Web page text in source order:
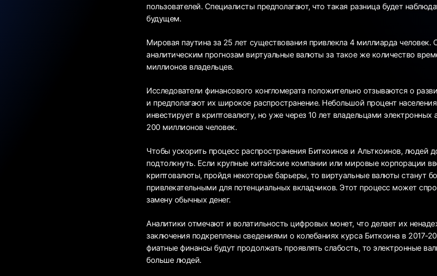
пользователей. Специалисты предполагают, что такая разница будет
будущем.
Мировая паутина за 25 лет существования привлекла 4 миллиарда человек.
аналитическим прогнозам виртуальные валюты за такое же количество
миллионов владельцев.
Исследователи финансового конгломерата положительно отзываются о
и предполагают их широкое распространение. Небольшой процент
инвестирует в криптовалюту, но уже через 10 лет владельцами электронных
200 миллионов человек.
Чтобы ускорить процесс распространения Биткоинов и Альткоинов, людей
подтолкнуть. Если крупные китайские компании или мировые корпорации
криптовалюты, пройдя некоторые барьеры, то виртуальные валюты станут
привлекательными для потенциальных вкладчиков. Этот процесс может
замену обычных денег.
Аналитики отмечают и волатильность цифровых монет, что делает их
заключения подкреплены сведениями о колебаниях курса Биткоина в 2017-
фиатные финансы будут продолжать проявлять слабость, то электронные
больше людей.